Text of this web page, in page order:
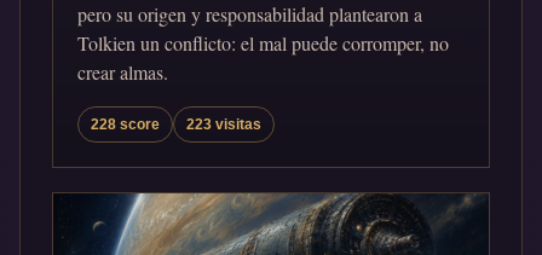
pero su origen y responsabilidad plantearon a
Tolkien un conflicto: el mal puede corromper, no
crear almas.
228 score 223 visitas